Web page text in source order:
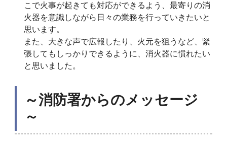
こで火事が起きても対応ができるよう、最寄りの消
火器を意識しながら日々の業務を行っていきたいと
思います。
また、大きな声で広報したり、火元を狙うなど、緊
張してもしっかりできるように、消火器に慣れたい
と思いました。
～消防署からのメッセージ
～